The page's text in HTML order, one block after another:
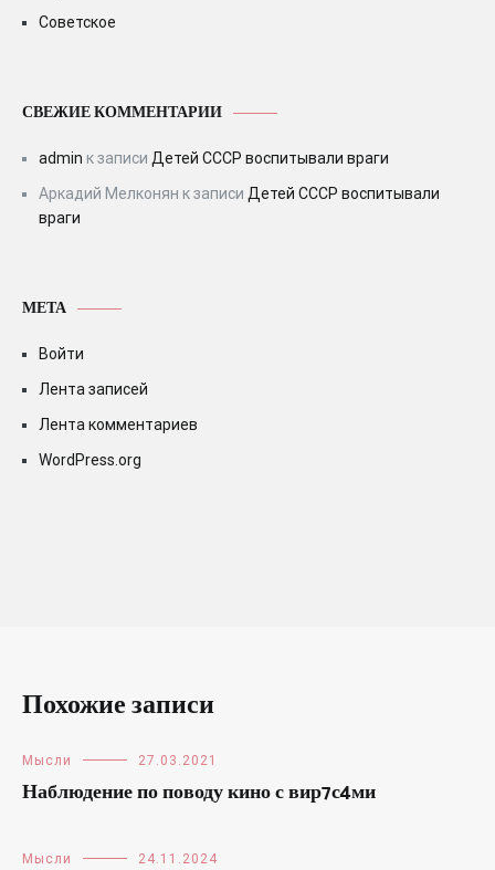
Советское
СВЕЖИЕ КОММЕНТАРИИ
admin к записи Детей СССР воспитывали враги
Аркадий Мелконян к записи Детей СССР воспитывали
враги
МЕТА
Войти
Лента записей
Лента комментариев
WordPress.org
Похожие записи
Мысли 27.03.2021
Наблюдение по поводу кино с вир7с4ми
Мысли 24.11.2024